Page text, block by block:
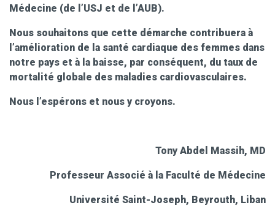
Médecine (de l’USJ et de l’AUB).
Nous souhaitons que cette démarche contribuera à
l’amélioration de la santé cardiaque des femmes dans
notre pays et à la baisse, par conséquent, du taux de
mortalité globale des maladies cardiovasculaires.
Nous l’espérons et nous y croyons.
Tony Abdel Massih, MD
Professeur Associé à la Faculté de Médecine
Université Saint-Joseph, Beyrouth, Liban